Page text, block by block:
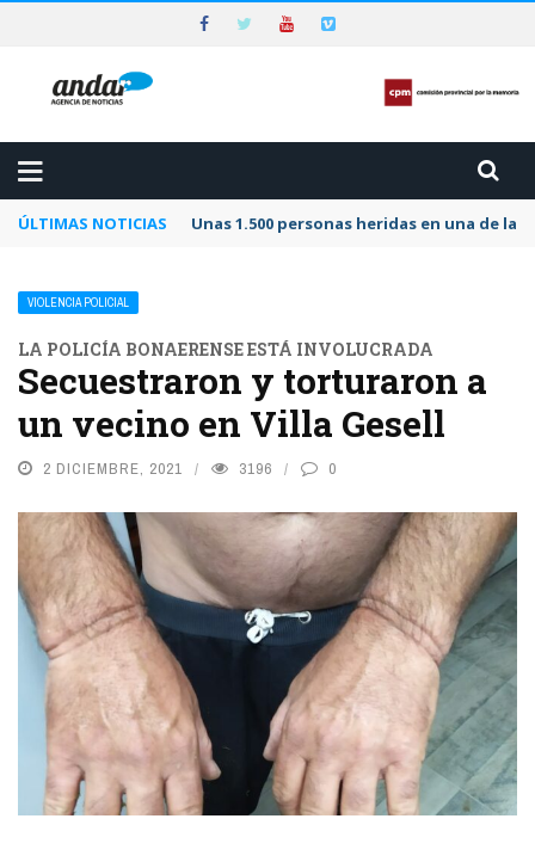
ÚLTIMAS NOTICIAS Unas 1.500 personas heridas en una de
VIOLENCIA POLICIAL
LA POLICÍA BONAERENSE ESTÁ INVOLUCRADA
Secuestraron y torturaron a
un vecino en Villa Gesell
2 DICIEMBRE, 2021 3196 0